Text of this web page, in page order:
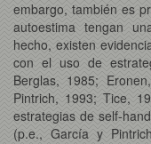
embargo, también es
autoestima tengan
hecho, existen
con el uso de
Berglas, 1985;
Pintrich, 1993; Tice,
estrategias de self-
(p.e., García y